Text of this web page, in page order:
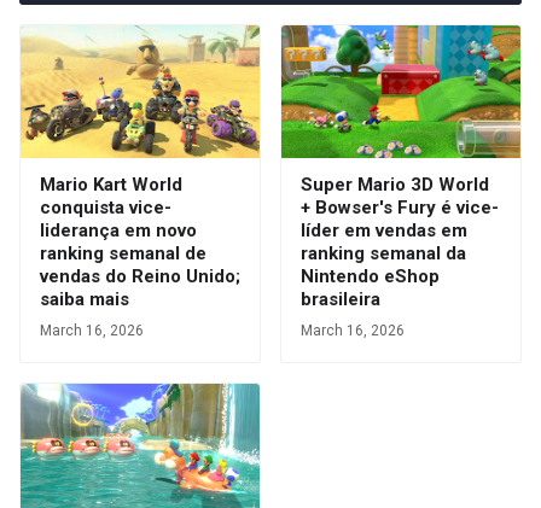
Mario Kart World
conquista vice-
liderança em novo
ranking semanal de
vendas do Reino Unido;
saiba mais
March 16, 2026
Super Mario 3D World
+ Bowser's Fury é vice-
líder em vendas em
ranking semanal da
Nintendo eShop
brasileira
March 16, 2026